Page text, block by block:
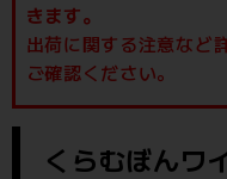
きます。
出荷に関する注意など
ご確認ください。
くらむぼんワ